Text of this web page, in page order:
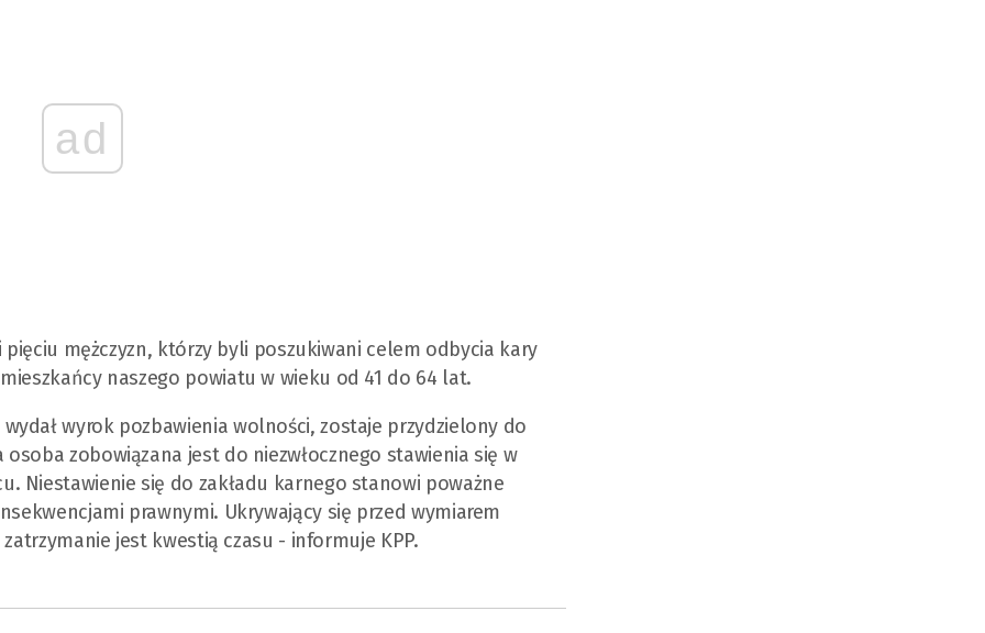
ad
mężczyzn, którzy byli poszukiwani celem odbycia kary
naszego powiatu w wieku od 41 do 64 lat.
wyrok pozbawienia wolności, zostaje przydzielony do
zobowiązana jest do niezwłocznego stawienia się w
Niestawienie się do zakładu karnego stanowi poważne
prawnymi. Ukrywający się przed wymiarem
jest kwestią czasu - informuje KPP.